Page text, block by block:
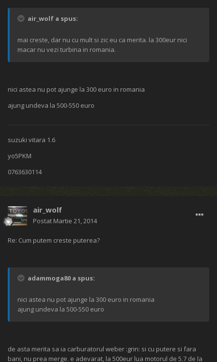
air_wolf a spus:
mai creste, dar nu cu mult si zic eu ca merita. la 300eur nici
macar nu vezi turbina in romania.
nici astea nu pot ajunge la 300 euro in romania
ajung undeva la 500-550 euro
suzuki vitara 1.6
yo5PKM
0763630114
air_wolf
Postat Martie 21, 2014
Re: Cum putem creste puterea?
adammoga80 a spus:
nici astea nu pot ajunge la 300 euro in romania
ajung undeva la 500-550 euro
de asta merita sa ia carburatorul weber :grin: si cu putere si fara
bani, nu prea merge. e adevarat, la 500eur lua motorul de 5.7 de la